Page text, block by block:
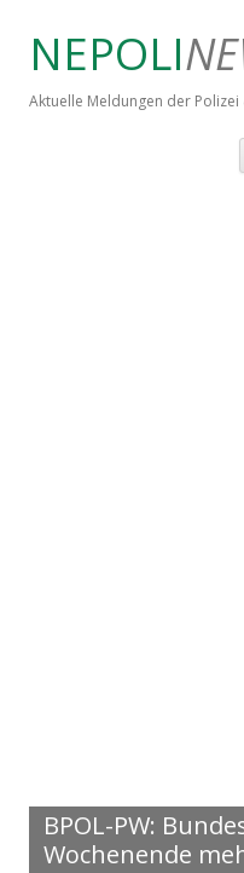
NEPOLI
Aktuelle Meldungen der Polizei
BPOL-PW:
Wochenende